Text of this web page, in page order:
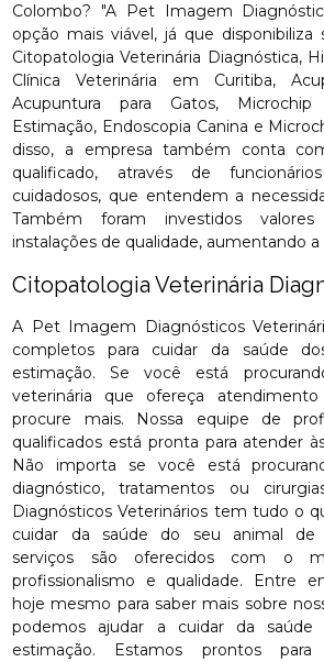
Colombo? "A Pet Imagem
opção mais viável, já que
Citopatologia Veterinária Diagnóstica,
Clínica Veterinária em Curitiba,
Acupuntura para Gatos,
Estimação, Endoscopia Canina e
disso, a empresa também conta
qualificado, através de
cuidadosos, que entendem a
Também foram investidos valores
instalações de qualidade, aumentando
Citopatologia Veterinária
A Pet Imagem Diagnósticos
completos para cuidar da saúde
estimação. Se você está
veterinária que ofereça
procure mais. Nossa equipe de
qualificados está pronta para atender
Não importa se você está
diagnóstico, tratamentos ou
Diagnósticos Veterinários tem tudo o
cuidar da saúde do seu animal de
serviços são oferecidos com o
profissionalismo e qualidade. Entre
hoje mesmo para saber mais sobre
podemos ajudar a cuidar da
estimação. Estamos prontos